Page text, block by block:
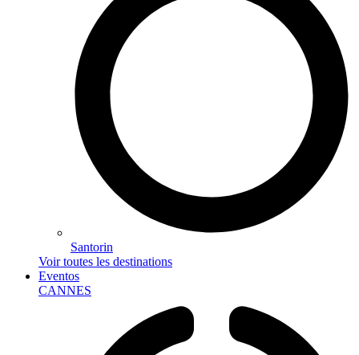
Santorin
Voir toutes les destinations
Eventos
CANNES